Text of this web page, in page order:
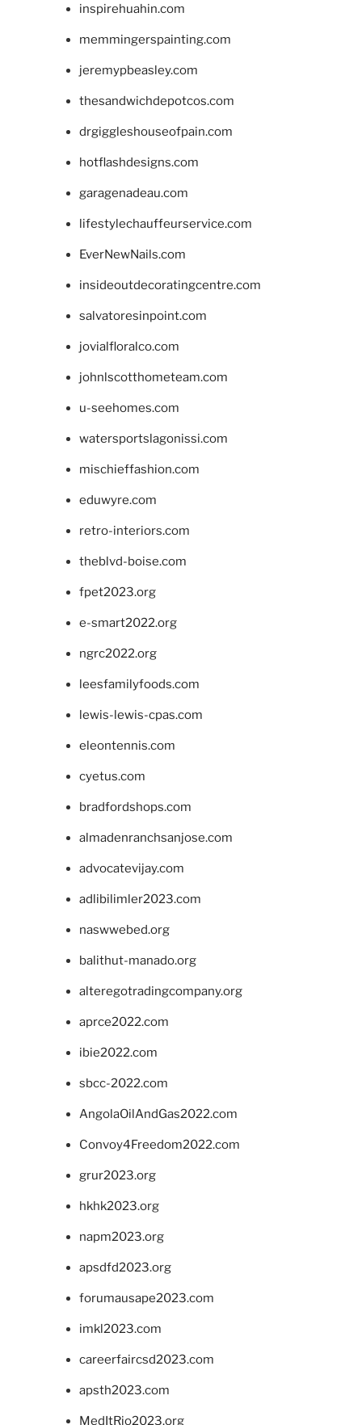
inspirehuahin.com
memmingerspainting.com
jeremypbeasley.com
thesandwichdepotcos.com
drgiggleshouseofpain.com
hotflashdesigns.com
garagenadeau.com
lifestylechauffeurservice.com
EverNewNails.com
insideoutdecoratingcentre.com
salvatoresinpoint.com
jovialfloralco.com
johnlscotthometeam.com
u-seehomes.com
watersportslagonissi.com
mischieffashion.com
eduwyre.com
retro-interiors.com
theblvd-boise.com
fpet2023.org
e-smart2022.org
ngrc2022.org
leesfamilyfoods.com
lewis-lewis-cpas.com
eleontennis.com
cyetus.com
bradfordshops.com
almadenranchsanjose.com
advocatevijay.com
adlibilimler2023.com
naswwebed.org
balithut-manado.org
alteregotradingcompany.org
aprce2022.com
ibie2022.com
sbcc-2022.com
AngolaOilAndGas2022.com
Convoy4Freedom2022.com
grur2023.org
hkhk2023.org
napm2023.org
apsdfd2023.org
forumausape2023.com
imkl2023.com
careerfaircsd2023.com
apsth2023.com
MedItRio2023.org